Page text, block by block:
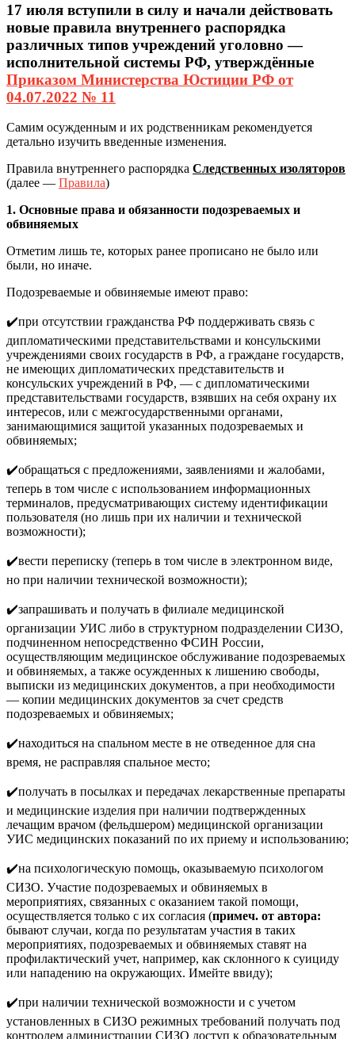
17 июля вступили в силу и начали действовать
новые правила внутреннего распорядка
различных типов учреждений уголовно —
исполнительной системы РФ, утверждённые
Приказом Министерства Юстиции РФ от
04.07.2022 № 11
Самим осужденным и их родственникам рекомендуется
детально изучить введенные изменения.
Правила внутреннего распорядка Следственных изоляторов
(далее — Правила)
1. Основные права и обязанности подозреваемых и
обвиняемых
Отметим лишь те, которых ранее прописано не было или
были, но иначе.
Подозреваемые и обвиняемые имеют право:
✔️при отсутствии гражданства РФ поддерживать связь с
дипломатическими представительствами и консульскими
учреждениями своих государств в РФ, а граждане государств,
не имеющих дипломатических представительств и
консульских учреждений в РФ, — с дипломатическими
представительствами государств, взявших на себя охрану их
интересов, или с межгосударственными органами,
занимающимися защитой указанных подозреваемых и
обвиняемых;
✔️обращаться с предложениями, заявлениями и жалобами,
теперь в том числе с использованием информационных
терминалов, предусматривающих систему идентификации
пользователя (но лишь при их наличии и технической
возможности);
✔️вести переписку (теперь в том числе в электронном виде,
но при наличии технической возможности);
✔️запрашивать и получать в филиале медицинской
организации УИС либо в структурном подразделении СИЗО,
подчиненном непосредственно ФСИН России,
осуществляющим медицинское обслуживание подозреваемых
и обвиняемых, а также осужденных к лишению свободы,
выписки из медицинских документов, а при необходимости
— копии медицинских документов за счет средств
подозреваемых и обвиняемых;
✔️находиться на спальном месте в не отведенное для сна
время, не расправляя спальное место;
✔️получать в посылках и передачах лекарственные препараты
и медицинские изделия при наличии подтвержденных
лечащим врачом (фельдшером) медицинской организации
УИС медицинских показаний по их приему и использованию;
✔️на психологическую помощь, оказываемую психологом
СИЗО. Участие подозреваемых и обвиняемых в
мероприятиях, связанных с оказанием такой помощи,
осуществляется только с их согласия (примеч. от автора:
бывают случаи, когда по результатам участия в таких
мероприятиях, подозреваемых и обвиняемых ставят на
профилактический учет, например, как склонного к суициду
или нападению на окружающих. Имейте ввиду);
✔️при наличии технической возможности и с учетом
установленных в СИЗО режимных требований получать под
контролем администрации СИЗО доступ к образовательным